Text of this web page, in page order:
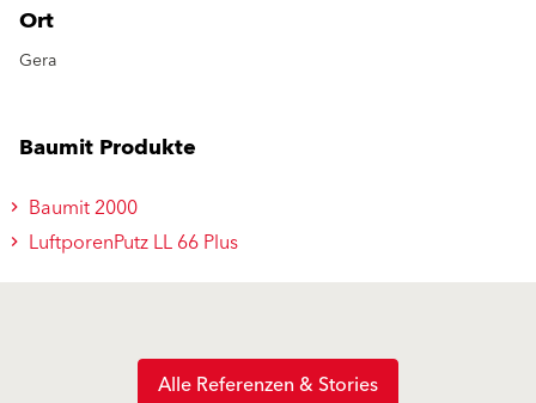
Ort
Gera
Baumit Produkte
Baumit 2000
LuftporenPutz LL 66 Plus
Alle Referenzen & Stories